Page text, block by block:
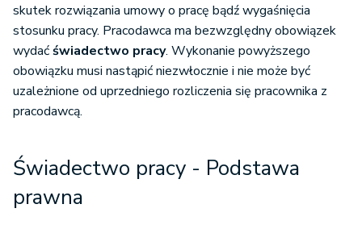
wydania świadectwa pracy i roszczenia pracownika z tym
związane
skutek rozwiązania umowy o pracę bądź wygaśnięcia
stosunku pracy. Pracodawca ma bezwzględny obowiązek
wydaćświadectwo pracy. Wykonanie powyższego
obowiązku musi nastąpić niezwłocznie i nie może być
uzależnione od uprzedniego rozliczenia się pracownika z
pracodawcą.
Świadectwo pracy - Podstawa
prawna